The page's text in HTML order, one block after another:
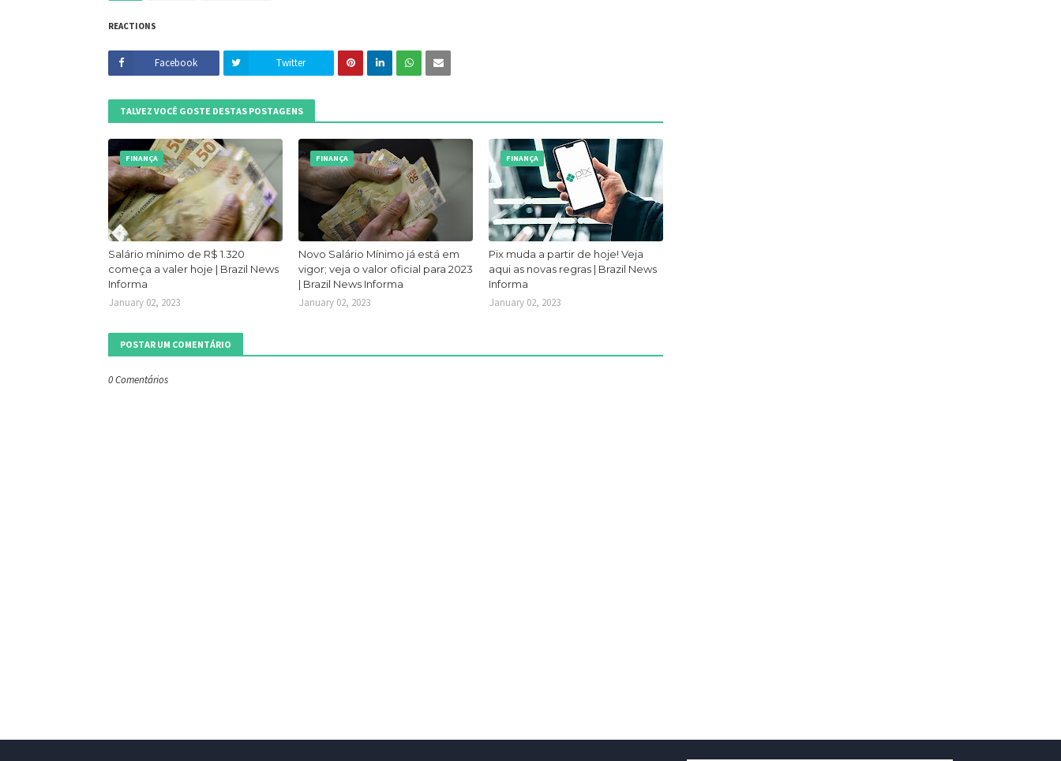
REACTIONS
Facebook Twitter
TALVEZ VOCÊ GOSTE DESTAS POSTAGENS
FINANÇA
Salário mínimo de R$ 1.320
começa a valer hoje | Brazil News
Informa
January 02, 2023
FINANÇA
Novo Salário Mínimo já está em
vigor; veja o valor oficial para 2023
| Brazil News Informa
January 02, 2023
FINANÇA
Pix muda a partir de hoje! Veja
aqui as novas regras | Brazil News
Informa
January 02, 2023
POSTAR UM COMENTÁRIO
0 Comentários